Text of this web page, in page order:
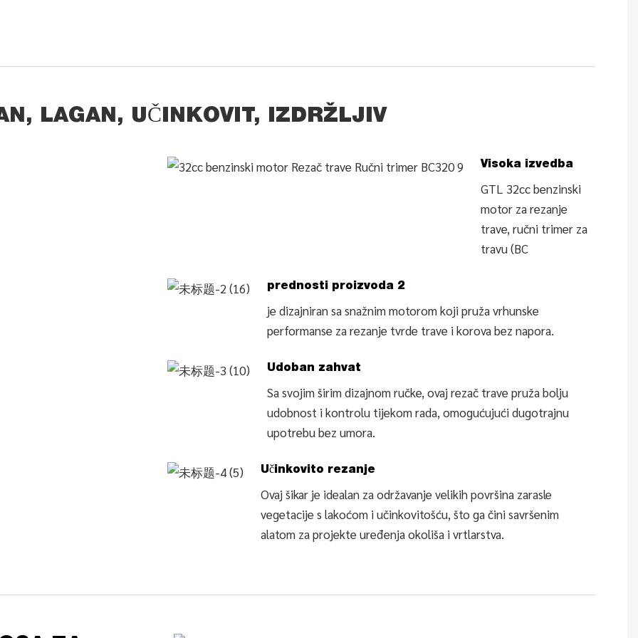
LAGAN, UČINKOVIT, IZDRŽLJIV
Visoka izvedba
GTL 32cc benzinski
motor za rezanje
trave, ručni trimer za
travu (BC
prednosti proizvoda 2
je dizajniran sa snažnim motorom koji pruža vrhunske
performanse za rezanje tvrde trave i korova bez napora.
Udoban zahvat
Sa svojim širim dizajnom ručke, ovaj rezač trave pruža bolju
udobnost i kontrolu tijekom rada, omogućujući dugotrajnu
upotrebu bez umora.
Učinkovito rezanje
Ovaj šikar je idealan za održavanje velikih površina zarasle
vegetacije s lakoćom i učinkovitošću, što ga čini savršenim
alatom za projekte uređenja okoliša i vrtlarstva.